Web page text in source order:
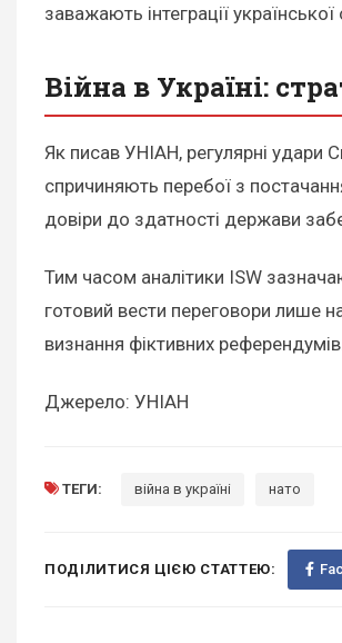
заважають інтеграції
Війна в Україні:
Як писав УНІАН, регулярні удари
спричиняють перебої з
довіри до здатності держави
Тим часом аналітики ISW
готовий вести переговори лише
визнання фіктивних референдумів.
Джерело: УНІАН
ТЕГИ: війна в україні нато
ПОДІЛИТИСЯ ЦІЄЮ СТАТТЕЮ: